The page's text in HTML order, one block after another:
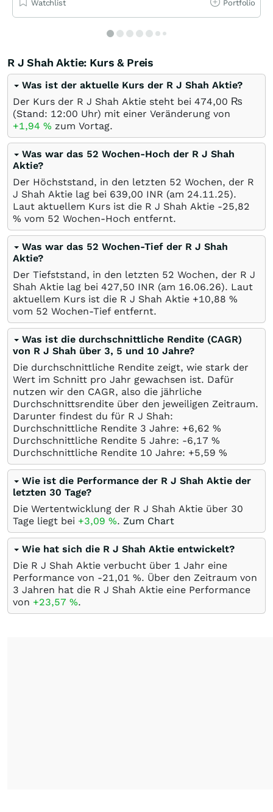
Watchlist Portfolio
R J Shah Aktie: Kurs & Preis
Was ist der aktuelle Kurs der R J Shah Aktie?
Der Kurs der R J Shah Aktie steht bei 474,00 ₨
(Stand: 12:00 Uhr) mit einer Veränderung von
+1,94 % zum Vortag.
Was war das 52 Wochen-Hoch der R J Shah
Aktie?
Der Höchststand, in den letzten 52 Wochen, der R
J Shah Aktie lag bei 639,00 INR (am 24.11.25).
Laut aktuellem Kurs ist die R J Shah Aktie -25,82
% vom 52 Wochen-Hoch entfernt.
Was war das 52 Wochen-Tief der R J Shah
Aktie?
Der Tiefststand, in den letzten 52 Wochen, der R J
Shah Aktie lag bei 427,50 INR (am 16.06.26). Laut
aktuellem Kurs ist die R J Shah Aktie +10,88 %
vom 52 Wochen-Tief entfernt.
Was ist die durchschnittliche Rendite (CAGR)
von R J Shah über 3, 5 und 10 Jahre?
Die durchschnittliche Rendite zeigt, wie stark der
Wert im Schnitt pro Jahr gewachsen ist. Dafür
nutzen wir den CAGR, also die jährliche
Durchschnittsrendite über den jeweiligen Zeitraum.
Darunter findest du für R J Shah:
Durchschnittliche Rendite 3 Jahre: +6,62 %
Durchschnittliche Rendite 5 Jahre: -6,17 %
Durchschnittliche Rendite 10 Jahre: +5,59 %
Wie ist die Performance der R J Shah Aktie der
letzten 30 Tage?
Die Wertentwicklung der R J Shah Aktie über 30
Tage liegt bei +3,09 %. Zum Chart
Wie hat sich die R J Shah Aktie entwickelt?
Die R J Shah Aktie verbucht über 1 Jahr eine
Performance von -21,01 %. Über den Zeitraum von
3 Jahren hat die R J Shah Aktie eine Performance
von +23,57 %.